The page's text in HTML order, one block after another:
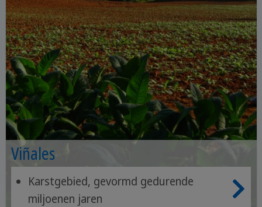
Viñales
Karstgebied, gevormd gedurende
miljoenen jaren